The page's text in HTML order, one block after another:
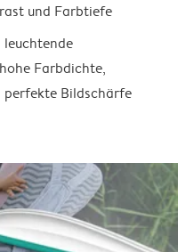
und Farbtiefe
leuchtende
Farbdichte,
Bildschärfe